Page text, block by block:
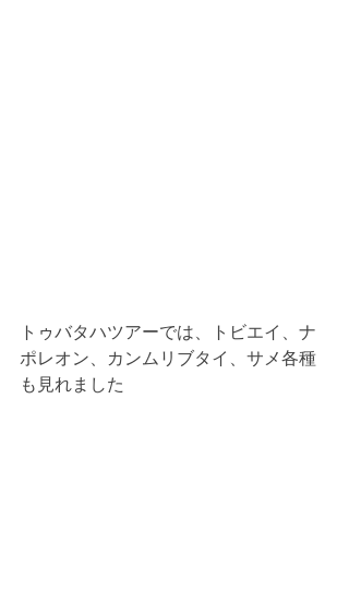
トゥバタハツアーでは、トビエイ、ナ
ポレオン、カンムリブタイ、サメ各種
も見れました